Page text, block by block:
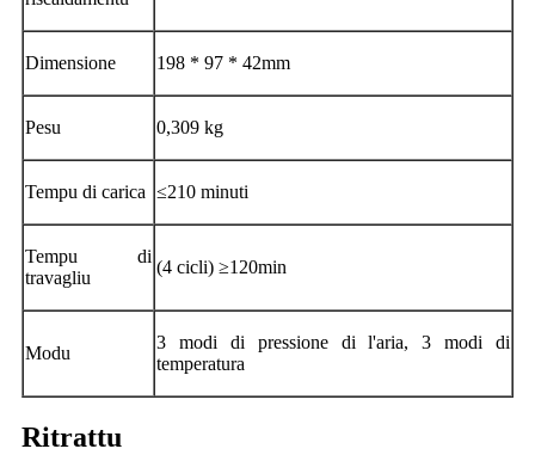
Dimensione 198 * 97 * 42mm
Pesu 0,309 kg
Tempu di carica ≤210 minuti
Tempu di
travagliu
(4 cicli) ≥120min
Modu
3 modi di pressione di l'aria, 3 modi di
temperatura
Ritrattu